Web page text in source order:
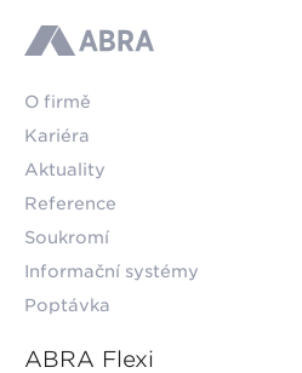
ABRA
O firmě
Kariéra
Aktuality
Reference
Soukromí
Informační systémy
Poptávka
ABRA Flexi